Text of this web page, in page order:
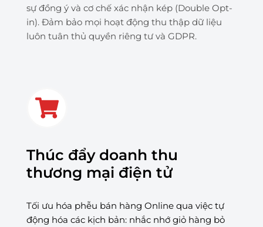
sự đồng ý và cơ chế xác nhận kép (Double Opt-
in). Đảm bảo mọi hoạt động thu thập dữ liệu
luôn tuân thủ quyền riêng tư và GDPR.
Thúc đẩy doanh thu
thương mại điện tử
Tối ưu hóa phễu bán hàng Online qua việc tự
động hóa các kịch bản: nhắc nhớ giỏ hàng bỏ